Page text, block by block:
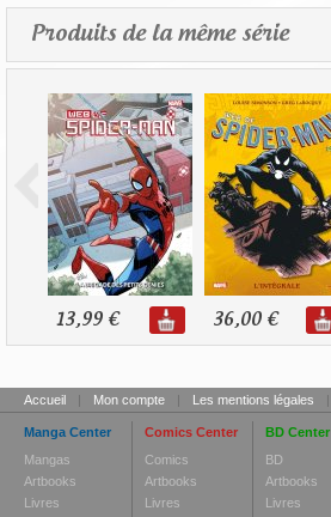
Produits de la même série
13,99 € 36,00 €
Accueil | Mon compte | Les mentions légales |
Manga Center
Mangas
Artbooks
Livres
Comics Center
Comics
Artbooks
Livres
BD Center
BD
Artbooks
Livres